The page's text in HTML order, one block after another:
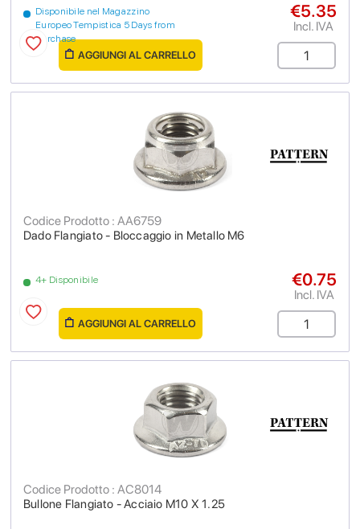
Disponibile nel Magazzino
Europeo Tempistica 5 Days from
purchase
€5.35
Incl. IVA
AGGIUNGI AL CARRELLO
Dado Flangiato - Bloccaggio in Metallo M6
Codice Prodotto : AA6759
4+ Disponibile €0.75
Incl. IVA
AGGIUNGI AL CARRELLO
Bullone Flangiato - Acciaio M10 X 1.25
Codice Prodotto : AC8014